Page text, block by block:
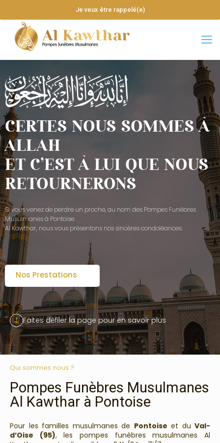
Je veux être rappelé(e)
CERTES NOUS SOMMES À
ALLAH
ET C’EST À LUI QUE NOUS
RETOURNERONS
Si vous venez de perdre un proche, au nom des Pompes Funèbres
Musulmanes à Pontoise
Al Kawthar, nous vous présentons nos sincères condoléances.
Nos Prestations
Faites défiler la page pour en savoir plus
Qui sommes nous ?
Pompes Funèbres Musulmanes
Al Kawthar à Pontoise
Pour les familles musulmanes de Pontoise et du Val-
d’Oise (95), les pompes funèbres musulmanes Al